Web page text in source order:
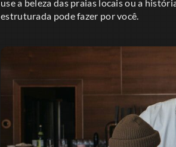
use a beleza das praias locais ou a
estruturada pode fazer por você.